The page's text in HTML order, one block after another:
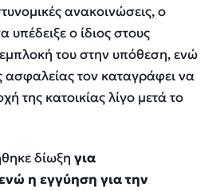
ανακοινώσεις, ο
υπέδειξε ο ίδιος στους
του στην υπόθεση, ενώ
ασφαλείας τον καταγράφει να
της κατοικίας λίγο μετά το
δίωξη για
η εγγύηση για την